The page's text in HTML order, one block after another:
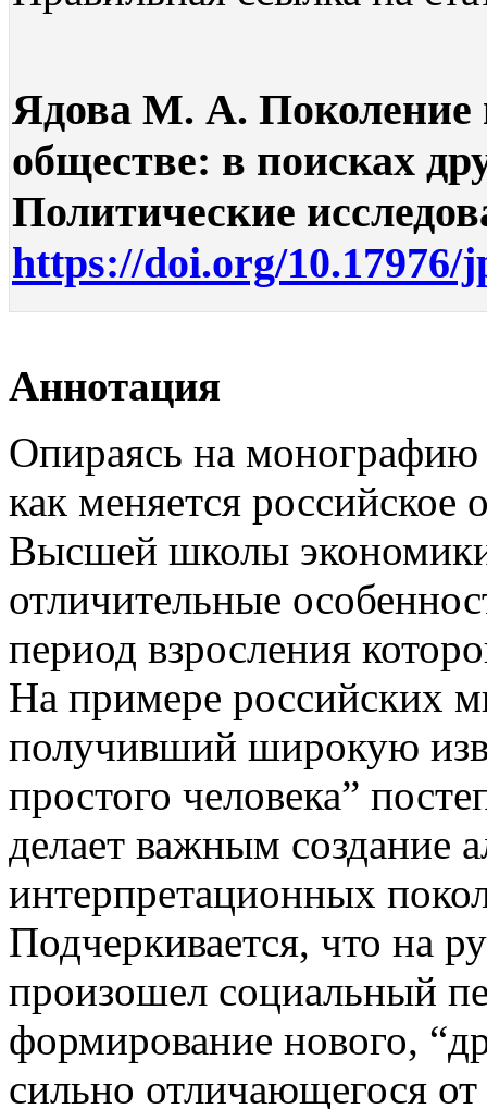
Ядова М. А. Поколение
обществе: в поисках
Политические
https://doi.org/10.17976/
Аннотация
Опираясь на
как меняется
Высшей школы
отличительные
период взросления
На примере российских
получивший широкую
простого человека”
делает важным создание
интерпретационных
Подчеркивается, что на
произошел социальный
формирование нового,
сильно отличающегося